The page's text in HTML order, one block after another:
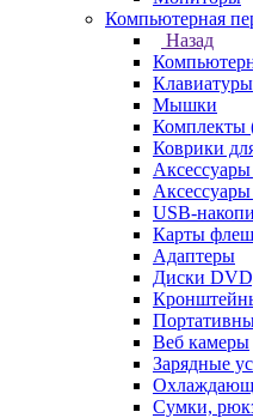
Компьютерная
Назад
Клавиатуры
Мышки
Комплекты
Коврики
USB-
Карты
Адаптеры
Диски
Веб камеры
Зарядные
Сумки,